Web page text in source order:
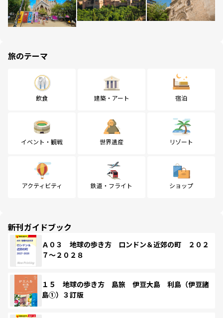
旅のテーマ
飲食 建築・アート 宿泊
イベント・観戦 世界遺産 リゾート
アクティビティ 鉄道・フライト ショップ
新刊ガイドブック
Ａ０３ 地球の歩き方 ロンドン＆近郊の町 ２０２
７～２０２８
１５ 地球の歩き方 島旅 伊豆大島 利島（伊豆諸
島①）３訂版